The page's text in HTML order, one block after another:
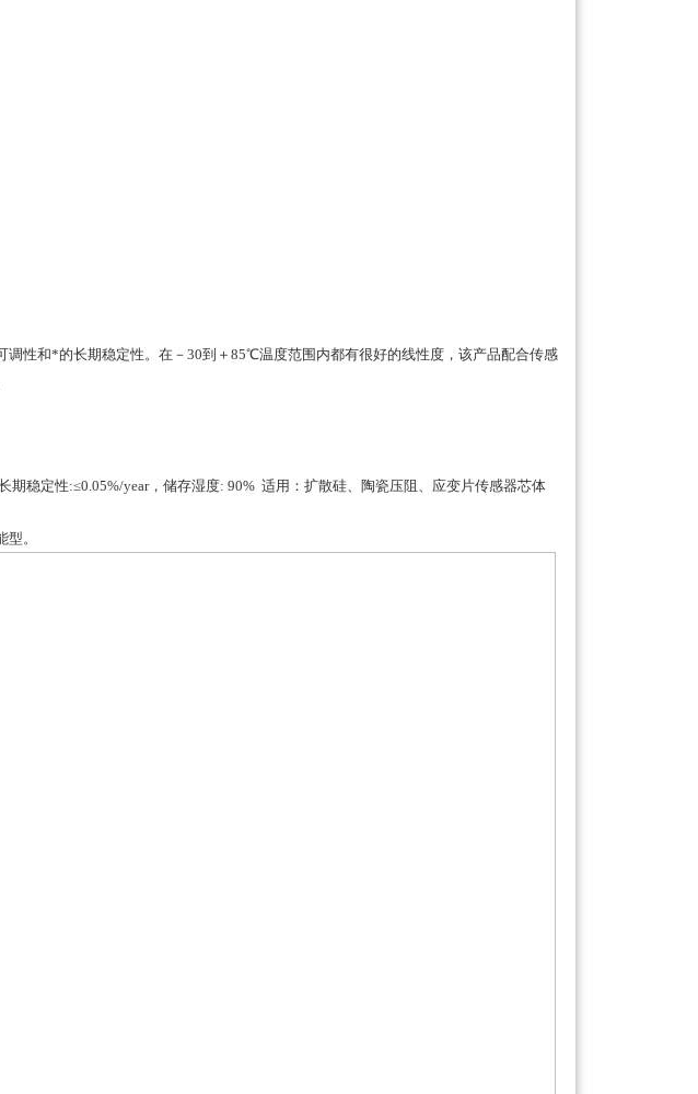
调性和*的长期稳定性。在－30到＋85℃温度范围内都有很好的线性度，该产品配合传感
期稳定性:≤0.05%/year，储存湿度: 90% 适用：扩散硅、陶瓷压阻、应变片传感器芯体
。